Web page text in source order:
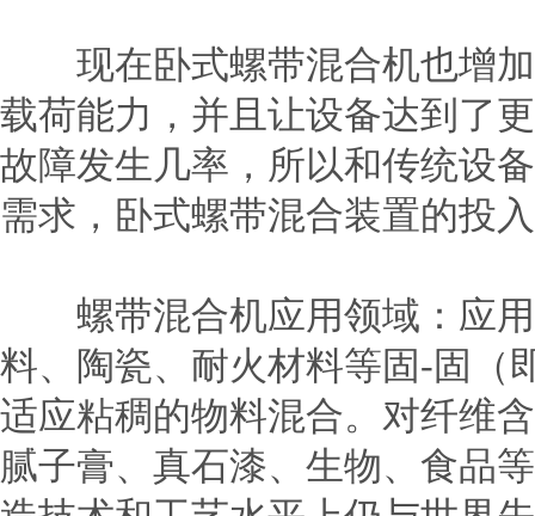
现在卧式螺带混合机也增
载荷能力，并且让设备达到了
故障发生几率，所以和传统设
需求，卧式螺带混合装置的投
螺带混合机应用领域：应用
料、陶瓷、耐火材料等固-固（
适应粘稠的物料混合。对纤维
腻子膏、真石漆、生物、食品